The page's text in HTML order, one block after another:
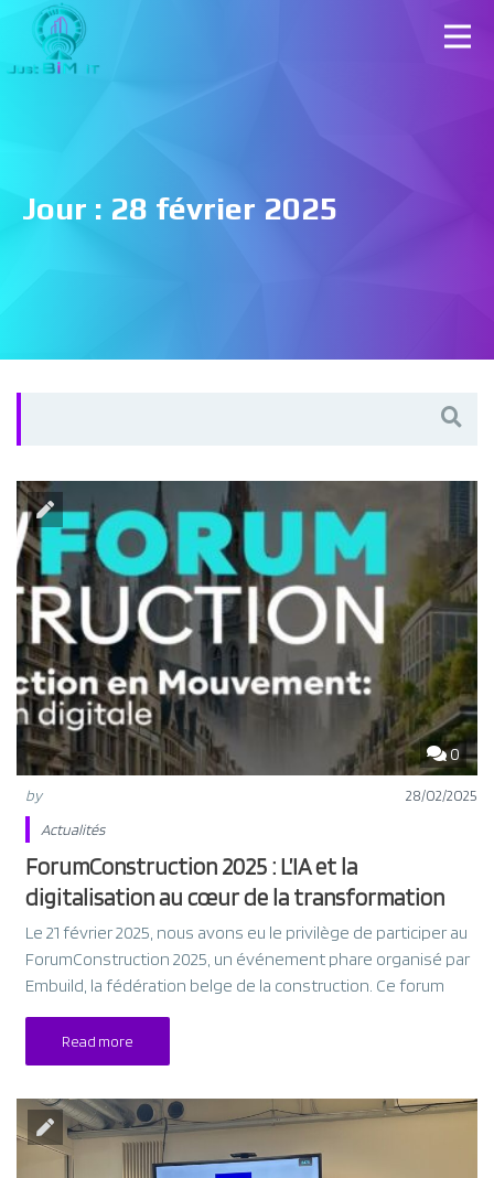
Jour : 28 février 2025
0
by
28/02/2025
Actualités
ForumConstruction 2025 : L’IA et la
digitalisation au cœur de la transformation
Le 21 février 2025, nous avons eu le privilège de participer au
ForumConstruction 2025, un événement phare organisé par
Embuild, la fédération belge de la construction. Ce forum
Read more